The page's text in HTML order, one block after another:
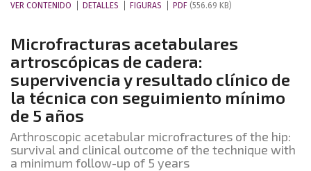
VER CONTENIDO DETALLES FIGURAS PDF (556.69 KB)
Microfracturas acetabulares
artroscópicas de cadera:
supervivencia y resultado clínico de
la técnica con seguimiento mínimo
de 5 años
Arthroscopic acetabular microfractures of the hip:
survival and clinical outcome of the technique with
a minimum follow-up of 5 years